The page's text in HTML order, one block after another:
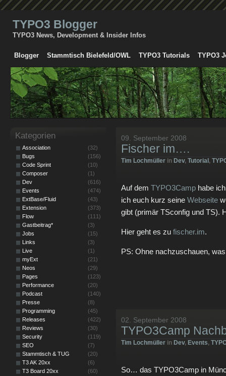
TYPO3 Blogger
TYPO3 News, Development & Insider Infos
Blogger Stammtisch Bielefeld/OWL TYPO3 Tutorials TYPO3
09. September 2008
Fischer im….
Tim Lochmüller in Dev, Tutorial ,
Auf dem TYPO3Camp habe
ich euch kurz seine Webseite
gibt (primär TSconfig und TS).
Hier geht es zu fischer.im.
PS: Ohne nachzuschauen,
02. September 2008
TYPO3Camp
Tim Lochmüller in Dev, Events,
So… das TYPO3Camp in
Kategorien
Association
(32)
Bugs
(156)
Code Sprint
(10)
Composer
(1)
Dev
(616)
Events
(474)
ExtBase/Fluid
(43)
Extension
(373)
Flow
(111)
Gastbeitrag*
(3)
Jobs
(15)
Links
(3)
Live
(1)
myExt
(21)
Neos
(29)
Pages
(123)
Performance
(20)
Podcast
(140)
Presse
(8)
Programming
(45)
Releases
(422)
Reviews
(30)
Security
(119)
SEO
(7)
Stammtisch & TUG
(20)
T3 AK 20xx
(6)
T3 Board 20xx
(60)